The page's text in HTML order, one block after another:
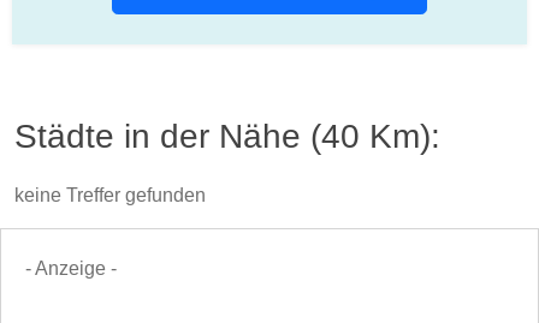
Städte in der Nähe (40 Km):
keine Treffer gefunden
- Anzeige -